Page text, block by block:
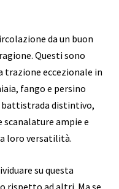
da un buon
Questi sono
trazione eccezionale in
fango e persino
battistrada distintivo,
scanalature ampie e
loro versatilità.
su questa
rispetto ad altri. Ma se